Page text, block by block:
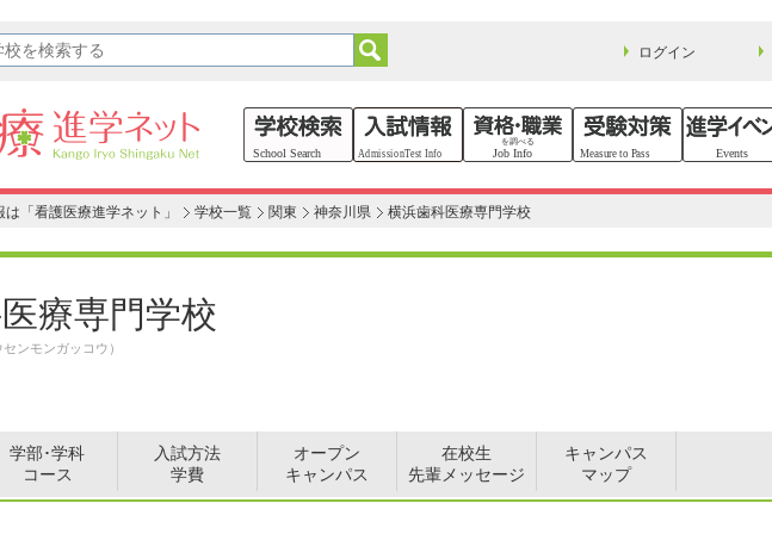
ログイン
「看護医療進学ネット」 学校一覧 関東 神奈川県 横浜歯科医療専門学校
療専門学校
ンモンガッコウ）
学部･学科
コース
入試方法
学費
オープン
キャンパス
在校生
先輩メッセージ
キャンパス
マップ